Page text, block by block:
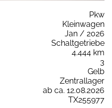
Pkw
Kleinwagen
Jan / 2026
Schaltgetriebe
4.444 km
3
Gelb
Zentrallager
ab ca. 12.08.2026
TX255977